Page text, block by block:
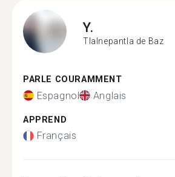
Y.
Tlalnepantla de Baz
PARLE COURAMMENT
Espagnol Anglais
APPREND
Français